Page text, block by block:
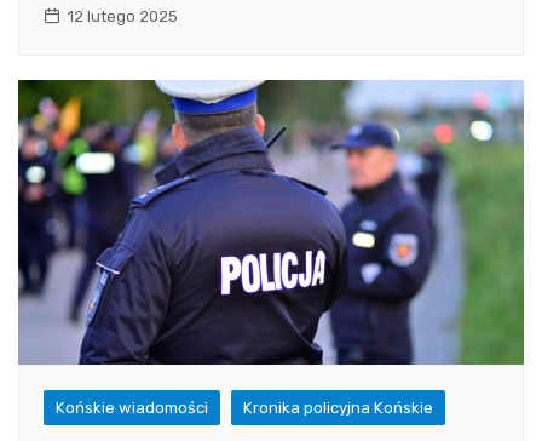
12 lutego 2025
Końskie wiadomości Kronika policyjna Końskie